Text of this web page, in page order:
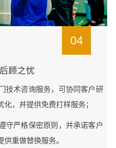
04
顾之忧
技术咨询服务，可协同客户研
，并提供免费打样服务；
守严格保密原则，并承诺客户
重做替换服务。